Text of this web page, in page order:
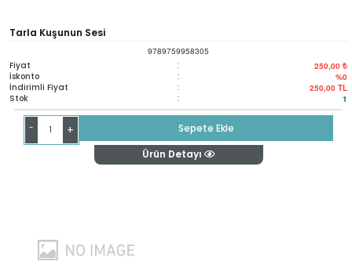
Tarla Kuşunun Sesi
9789759958305
Fiyat : 250,00 ₺
İskonto : %0
İndirimli Fiyat : 250,00 TL
Stok : 1
- +
Sepete Ekle
Ürün Detayı